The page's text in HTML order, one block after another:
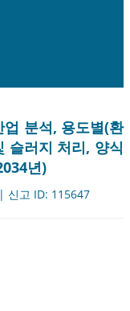
분석, 용도별(환
슬러지 처리, 양식
년)
신고 ID: 115647